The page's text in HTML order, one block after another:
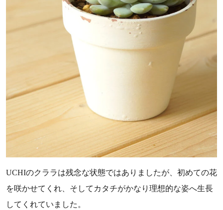
UCHIのクララは残念な状態ではありましたが、初めての花
を咲かせてくれ、そしてカタチがかなり理想的な姿へ生長
してくれていました。